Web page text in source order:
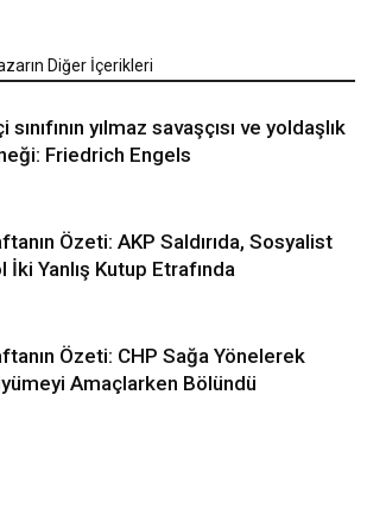
Diğer İçerikleri
sınıfının yılmaz savaşçısı ve yoldaşlık
Friedrich Engels
Özeti: AKP Saldırıda, Sosyalist
İki Yanlış Kutup Etrafında
Özeti: CHP Sağa Yönelerek
Amaçlarken Bölündü